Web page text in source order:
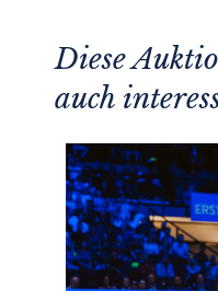
Diese
auch